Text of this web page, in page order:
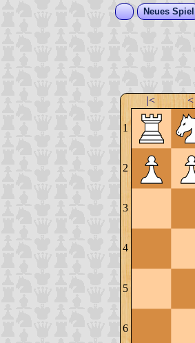
Neues Spiel
|< <
1
2
3
4
5
6